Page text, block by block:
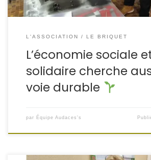
L'ASSOCIATION LE BRIQUET
L’économie sociale
solidaire cherche
voie durable
par Équipe Audaces's